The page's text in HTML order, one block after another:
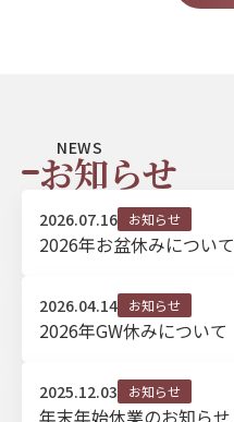
NEWS
お知らせ
2026.07.16 お知らせ
2026年お盆休みについて
2026.04.14 お知らせ
2026年GW休みについて
2025.12.03 お知らせ
年末年始休業のお知らせ